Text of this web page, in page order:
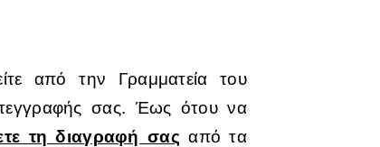
από την Γραμματεία του
σας. Έως ότου να
τη διαγραφή σας από τα